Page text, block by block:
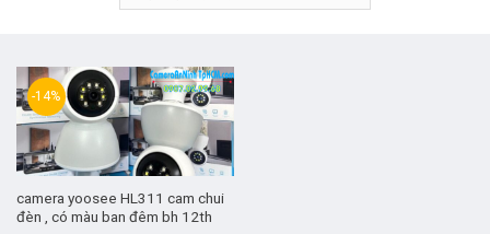
-14%
camera yoosee HL311 cam chui
đèn , có màu ban đêm bh 12th